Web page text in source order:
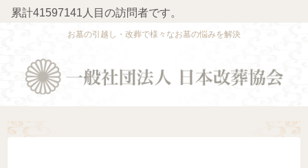
累計41597141人目の訪問者です。
お墓の引越し・改葬で様々なお墓の悩みを解決